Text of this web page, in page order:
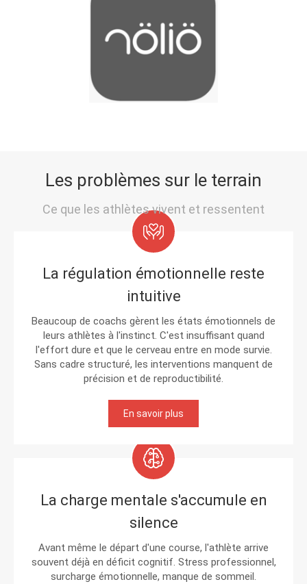
Les problèmes sur le terrain
Ce que les athlètes vivent et ressentent
La charge mentale s'accumule en
silence
Avant même le départ d'une course, l'athlète arrive
souvent déjà en déficit cognitif. Stress professionnel,
surcharge émotionnelle, manque de sommeil.
La régulation émotionnelle reste
intuitive
Beaucoup de coachs gèrent les états émotionnels de
leurs athlètes à l'instinct. C'est insuffisant quand
l'effort dure et que le cerveau entre en mode survie.
Sans cadre structuré, les interventions manquent de
précision et de reproductibilité.
En savoir plus